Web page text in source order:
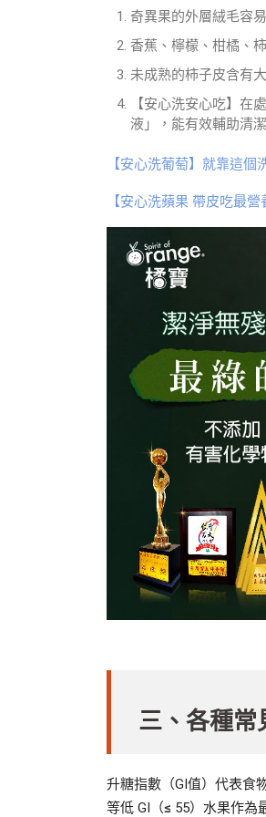
奇異果的外層絨毛容
香蕉、檸檬、柑橘、
未成熟的柿子皮含有
【安心洗安心吃】在
液」，能有效輔助清
【安心洗葡萄】就靠這
【安心洗蘋果 帶皮吃最
三、各種常
升糖指數（GI值）代表食
等低 GI（≤ 55）水果作為